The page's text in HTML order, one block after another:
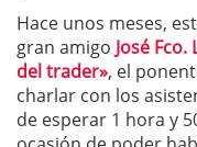
Hace unos meses,
gran amigo José Fco.
del trader», el
charlar con los
de esperar 1 hora y